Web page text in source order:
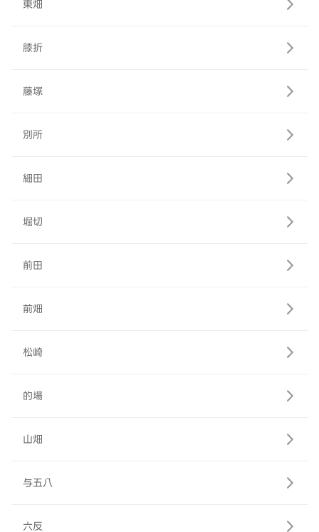
東畑
膝折
藤塚
別所
細田
堀切
前田
前畑
松崎
的場
山畑
与五八
六反